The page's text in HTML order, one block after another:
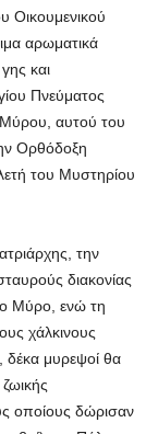
Οικουμενικού
αρωματικά
και
Πνεύματος
Μύρου, αυτού του
Ορθόδοξη
του Μυστηρίου
την
διακονίας
Μύρο, ενώ τη
χάλκινους
δέκα μυρεψοί θα
οποίους δώρισαν